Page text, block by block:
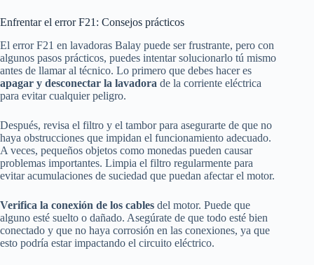
Enfrentar el error F21: Consejos prácticos
El error F21 en lavadoras Balay puede ser frustrante, pero con
algunos pasos prácticos, puedes intentar solucionarlo tú mismo
antes de llamar al técnico. Lo primero que debes hacer es
apagar y desconectar la lavadora de la corriente eléctrica
para evitar cualquier peligro.
Después, revisa el filtro y el tambor para asegurarte de que no
haya obstrucciones que impidan el funcionamiento adecuado.
A veces, pequeños objetos como monedas pueden causar
problemas importantes. Limpia el filtro regularmente para
evitar acumulaciones de suciedad que puedan afectar el motor.
Verifica la conexión de los cables del motor. Puede que
alguno esté suelto o dañado. Asegúrate de que todo esté bien
conectado y que no haya corrosión en las conexiones, ya que
esto podría estar impactando el circuito eléctrico.